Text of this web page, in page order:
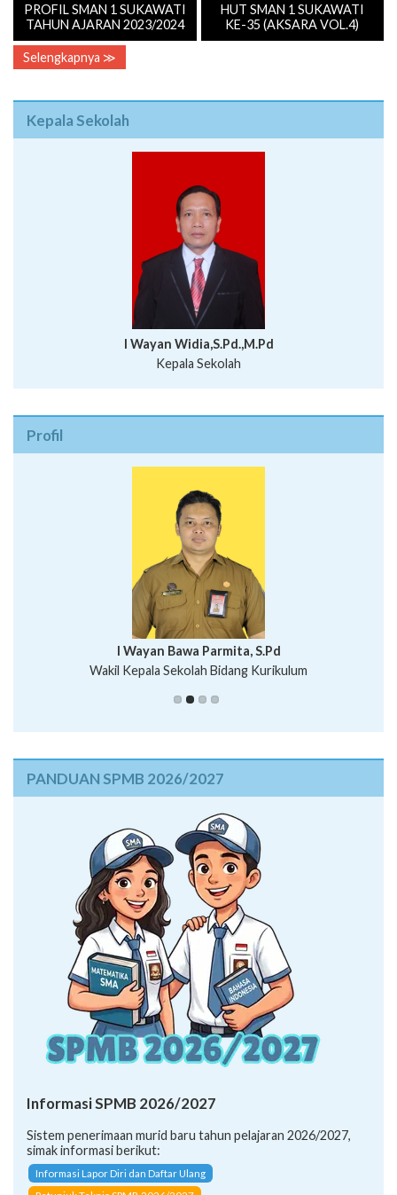
PROFIL SMAN 1 SUKAWATI
TAHUN AJARAN 2023/2024
HUT SMAN 1 SUKAWATI
KE-35 (AKSARA VOL.4)
Selengkapnya ≫
Kepala Sekolah
I Wayan Widia,S.Pd.,M.Pd
Kepala Sekolah
Profil
Putu Suhartana, S.Pd.
I Wayan Bawa Parmita, S.Pd
Wakil Kepala Sekolah Bidang Kurikulum
I Wayan Gede Aditya Pratita, S.Pd., M.Sn
Ni Wayan Nopi Sutantri, S.Pd.
PANDUAN SPMB 2026/2027
Informasi SPMB 2026/2027
Sistem penerimaan murid baru tahun pelajaran 2026/2027,
simak informasi berikut:
Informasi Lapor Diri dan Daftar Ulang